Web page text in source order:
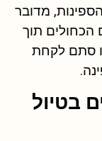
מדובר
הכחולים תוך
סתם לקחת
בטיול